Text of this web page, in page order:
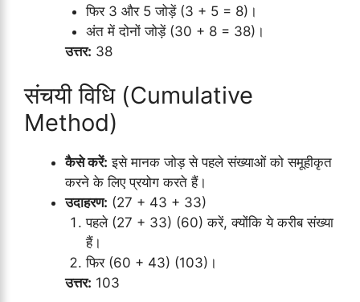
फिर 3 और 5 जोड़ें (3 + 5 = 8)।
अंत में दोनों जोड़ें (30 + 8 = 38)।
उत्तर: 38
संचयी विधि (Cumulative
Method)
कैसे करें: इसे मानक जोड़ से पहले संख्याओं को समूहीकृत
करने के लिए प्रयोग करते हैं।
उदाहरण: (27 + 43 + 33)
पहले (27 + 33) (60) करें, क्योंकि ये करीब संख्या
हैं।
फिर (60 + 43) (103)।
उत्तर: 103